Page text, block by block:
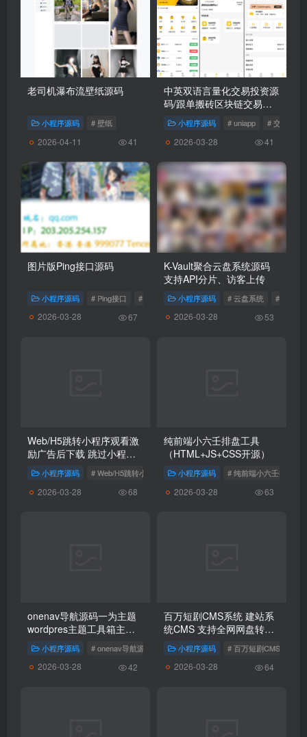
老司机瀑布流壁纸源码
小程序源码 # 壁纸
2026-04-11 41
中英双语言量化交易投资源
码/跟单搬砖区块链交易所
源码/前端uniapp纯源码+后
端 小程序源码 # uniapp # 交易投资
2026-03-28 41
图片版Ping接口源码
小程序源码 # Ping接口 # 图片Ping
2026-03-28 67
K-Vault聚合云盘系统源码
支持API分片、访客上传
小程序源码 # 云盘系统 # 聚合云
2026-03-28 53
Web/H5跳转小程序观看激
励广告后下载 跳过小程序
30秒广告辅助器 系统源码
小程序源码 # Web/H5跳转小程序观看激励广告后下载系统源码 # 跳过小
2026-03-28 68
纯前端小六壬排盘工具
（HTML+JS+CSS开源）
小程序源码 # 纯前端小六壬排盘工
2026-03-28 63
onenav导航源码一为主题
wordpres主题工具箱主题
模板网站源码搭建
小程序源码 # onenav导航源码
2026-03-28 42
百万短剧CMS系统 建站系
统CMS 支持全网网盘转存
拉新小程序源码 # 百万短剧CMS系统
2026-03-28 64